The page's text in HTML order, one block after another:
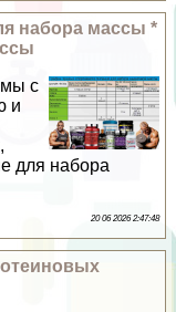
набора массы *
мы с
и
для набора
20 06 2026 2:47:48